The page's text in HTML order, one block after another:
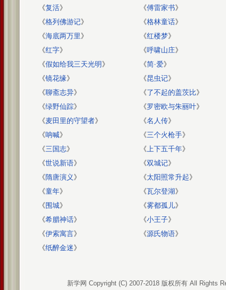
《复活》 《傅雷家书》
《格列佛游记》 《格林童话》
《海底两万里》 《红楼梦》
《红字》 《呼啸山庄》
《假如给我三天光明》 《简·爱》
《镜花缘》 《昆虫记》
《聊斋志异》 《了不起的盖茨比》
《绿野仙踪》 《罗密欧与朱丽叶》
《麦田里的守望者》 《名人传》
《呐喊》 《三个火枪手》
《三国志》 《 上下五千年》
《世说新语》 《双城记》
《隋唐演义》 《太阳照常升起》
《童年》 《瓦尔登湖》
《围城》 《雾都孤儿》
《希腊神话》 《小王子》
《伊索寓言》 《源氏物语》
《纸醉金迷》
新学网 Copyright (C) 2007-2018 版权所有 All Rights